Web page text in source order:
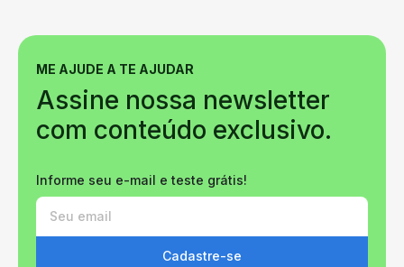
ME AJUDE A TE AJUDAR
Assine nossa newsletter
com conteúdo exclusivo.
Informe seu e-mail e teste grátis!
Cadastre-se